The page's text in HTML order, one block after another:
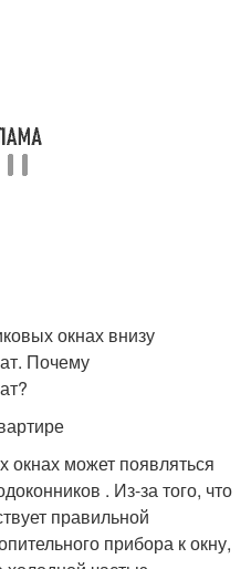
окнах может появляться
. Из-за того, что
правильной
прибора к окну,